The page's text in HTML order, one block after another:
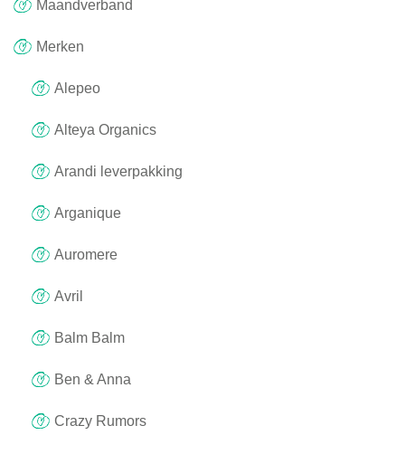
Maandverband
Merken
Alepeo
Alteya Organics
Arandi leverpakking
Arganique
Auromere
Avril
Balm Balm
Ben & Anna
Crazy Rumors